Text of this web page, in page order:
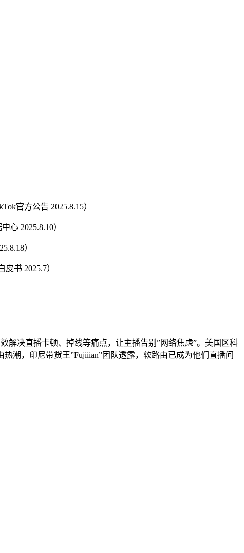
官方公告 2025.8.15）
心 2025.8.10）
）
书 2025.7）
解决直播卡顿、掉线等痛点，让主播告别”网络焦虑”。美国区科
潮，印尼带货王”Fujiiian”团队透露，软路由已成为他们直播间